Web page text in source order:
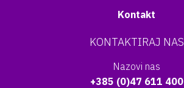
Kontakt
KONTAKTIRAJ NAS
Nazovi nas
+385 (0)47 611 400